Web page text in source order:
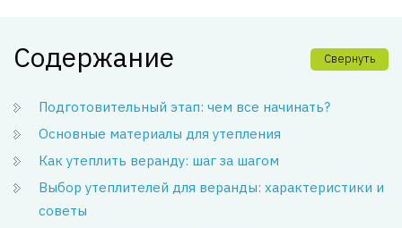
Содержание Свернуть
Подготовительный этап: чем все начинать?
Основные материалы для утепления
Как утеплить веранду: шаг за шагом
Выбор утеплителей для веранды: характеристики и
советы